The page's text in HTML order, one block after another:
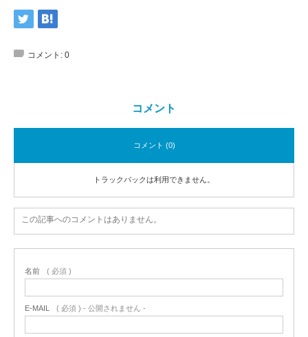
コメント: 0
コメント
コメント (0)
トラックバックは利用できません。
この記事へのコメントはありません。
名前 ( 必須 )
E-MAIL ( 必須 ) - 公開されません -